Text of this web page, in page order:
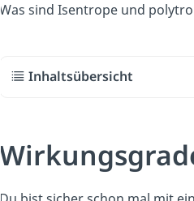
Was sind Isentrope und
Inhaltsübersicht